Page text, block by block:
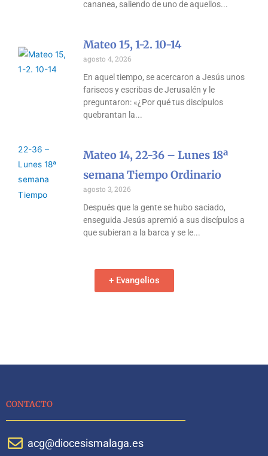
cananea, saliendo de uno de aquellos
Mateo 15, 1-2. 10-14
agosto 4, 2026
En aquel tiempo, se acercaron a Jesús unos
fariseos y escribas de Jerusalén y le
preguntaron: «¿Por qué tus discípulos
quebrantan la
Mateo 14, 22-36 – Lunes 18ª
semana Tiempo Ordinario
agosto 3, 2026
Después que la gente se hubo saciado,
enseguida Jesús apremió a sus discípulos a
que subieran a la barca y se le
+ Evangelios
CONTACTO
acg@diocesismalaga.es